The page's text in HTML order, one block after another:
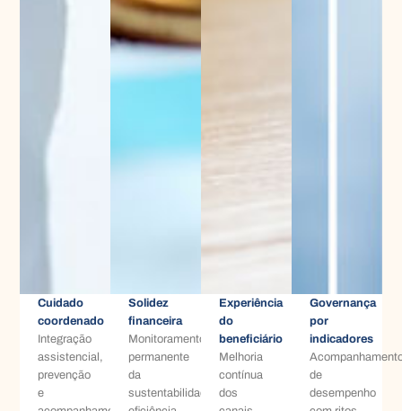
Cuidado
coordenado
Integração
assistencial,
prevenção
e
Solidez
financeira
Monitoramento
permanente
da
sustentabilidade,
Experiência
do
beneficiário
Melhoria
contínua
dos
Governança
por
indicadores
de
desempenho